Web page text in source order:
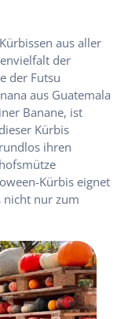
aus aller
der
der Futsu
aus Guatemala
Banane, ist
Kürbis
ihren
Kürbis eignet
nicht nur zum